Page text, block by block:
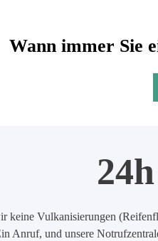
Wann immer Sie
keine Vulkanisierungen
Anruf, und unsere